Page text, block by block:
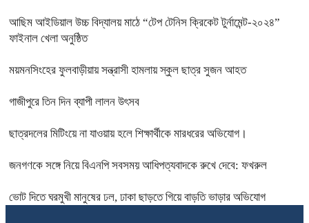
আছিম আইডিয়াল উচ্চ বিদ্যালয় মাঠে “টেপ টেনিস ক্রিকেট টুর্নামেন্ট-২০২৪”
ফাইনাল খেলা অনুষ্ঠিত
ময়মনসিংহের ফুলবাড়ীয়ায় সন্ত্রাসী হামলায় স্কুল ছাত্র সুজন আহত
গাজীপুরে তিন দিন ব্যাপী লালন উৎসব
ছাত্রদলের মিটিংয়ে না যাওয়ায় হলে শিক্ষার্থীকে মারধরের অভিযোগ।
জনগণকে সঙ্গে নিয়ে বিএনপি সবসময় আধিপত্যবাদকে রুখে দেবে: ফখরুল
ভোট দিতে ঘরমুখী মানুষের ঢল, ঢাকা ছাড়তে গিয়ে বাড়তি ভাড়ার অভিযোগ